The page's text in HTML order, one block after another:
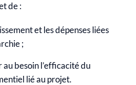
de :
et les dépenses liées
;
besoin l’efficacité du
lié au projet.